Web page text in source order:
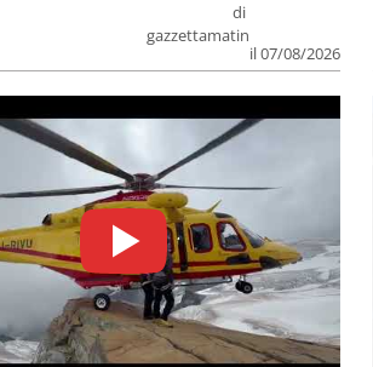
di
gazzettamatin
il 07/08/2026